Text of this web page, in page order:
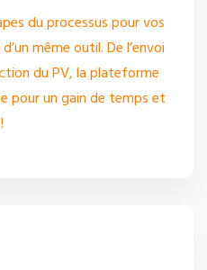
du processus pour vos
même outil. De l’envoi
du PV, la plateforme
pour un gain de temps et